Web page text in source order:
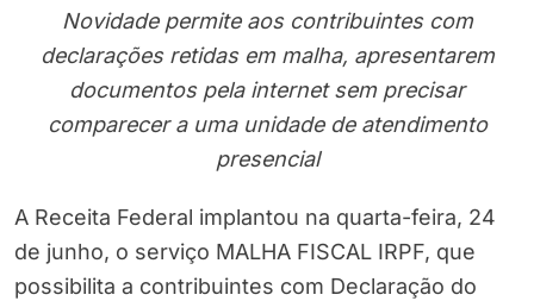
Novidade permite aos contribuintes com
declarações retidas em malha, apresentarem
documentos pela internet sem precisar
comparecer a uma unidade de atendimento
presencial
A Receita Federal implantou na quarta-feira, 24
de junho, o serviço MALHA FISCAL IRPF, que
possibilita a contribuintes com Declaração do